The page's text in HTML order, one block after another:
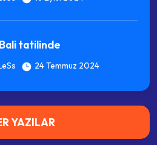
tatilinde
24 Temmuz 2024
YAZILAR